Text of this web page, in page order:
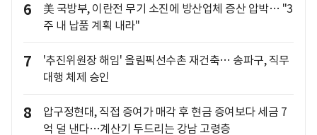
6
美 국방부, 이란전 무기 소진에 방산업체 증산 압박… "3
주 내 납품 계획 내라"
7
'추진위원장 해임' 올림픽선수촌 재건축… 송파구, 직무
대행 체제 승인
8
압구정현대, 직접 증여가 매각 후 현금 증여보다 세금 7
억 덜 낸다…계산기 두드리는 강남 고령층